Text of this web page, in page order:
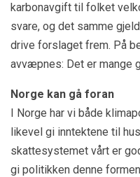
karbonavgift til folket
svare, og det samme
drive forslaget frem. På
avvæpnes: Det er mange
Norge kan gå foran
I Norge har vi både
likevel gi inntektene til
skattesystemet vårt er
gi politikken denne